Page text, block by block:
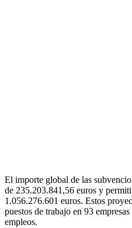
El importe global de las
de 235.203.841,56 euros y
1.056.276.601 euros. Estos
puestos de trabajo en 93
empleos.